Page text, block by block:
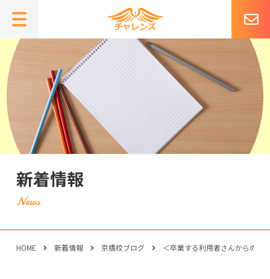
新着情報
HOME 新着情報 京橋校ブログ ＜卒業する利用者さんからのメ